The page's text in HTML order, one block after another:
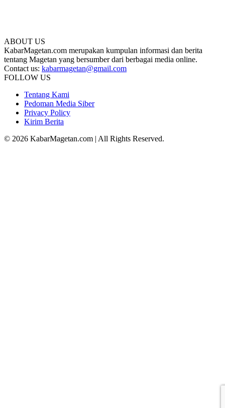
ABOUT US
KabarMagetan.com merupakan kumpulan informasi dan berita
tentang Magetan yang bersumber dari berbagai media online.
Contact us: kabarmagetan@gmail.com
FOLLOW US
Tentang Kami
Pedoman Media Siber
Privacy Policy
Kirim Berita
© 2026 KabarMagetan.com | All Rights Reserved.